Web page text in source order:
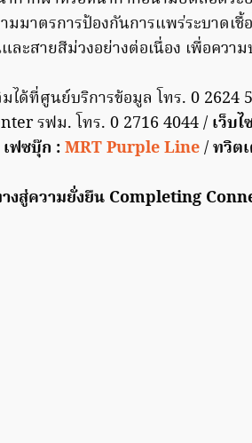
าตรการป้องกันการแพร่ระบาดเชื้อ
ละสายสีม่วงอย่างต่อเนื่อง เพื่อควา
ได้ที่ศูนย์บริการข้อมูล โทร. 0
รฟม. โทร. 0 2716 4044 / เว็บไ
เฟซบุ๊ก :MRT Purple Line/ทวิต
างสู่ความยั่งยืน Completing